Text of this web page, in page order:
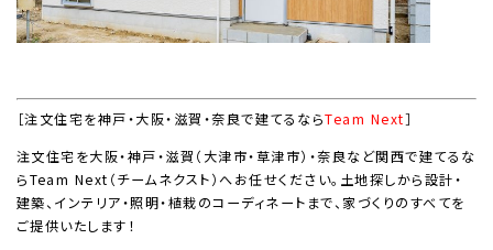
［注文住宅を神戸・大阪・滋賀・奈良で建てるならTeam Next］
注文住宅を大阪・神戸・滋賀（大津市・草津市）・奈良など関西で建てるな
らTeam Next （チームネクスト）へお任せください。土地探しから設計・
建築、インテリア・照明・植栽のコーディネートまで、家づくりのすべてを
ご提供いたします！